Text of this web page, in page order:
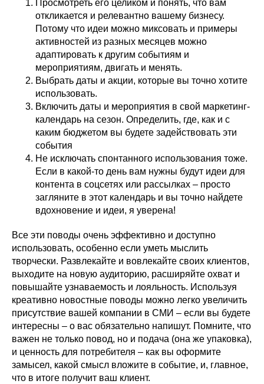
Просмотреть его целиком и понять, что вам
откликается и релевантно вашему бизнесу.
Потому что идеи можно миксовать и примеры
активностей из разных месяцев можно
адаптировать к другим событиям и
мероприятиям, двигать и менять.
Выбрать даты и акции, которые вы точно хотите
использовать.
Включить даты и мероприятия в свой маркетинг-
календарь на сезон. Определить, где, как и с
каким бюджетом вы будете задействовать эти
события
Не исключать спонтанного использования тоже.
Если в какой-то день вам нужны будут идеи для
контента в соцсетях или рассылках – просто
загляните в этот календарь и вы точно найдете
вдохновение и идеи, я уверена!
Все эти поводы очень эффективно и доступно
использовать, особенно если уметь мыслить
творчески. Развлекайте и вовлекайте своих клиентов,
выходите на новую аудиторию, расширяйте охват и
повышайте узнаваемость и лояльность. Используя
креативно новостные поводы можно легко увеличить
присутствие вашей компании в СМИ – если вы будете
интересны – о вас обязательно напишут. Помните, что
важен не только повод, но и подача (она же упаковка),
и ценность для потребителя – как вы оформите
замысел, какой смысл вложите в событие, и, главное,
что в итоге получит ваш клиент.